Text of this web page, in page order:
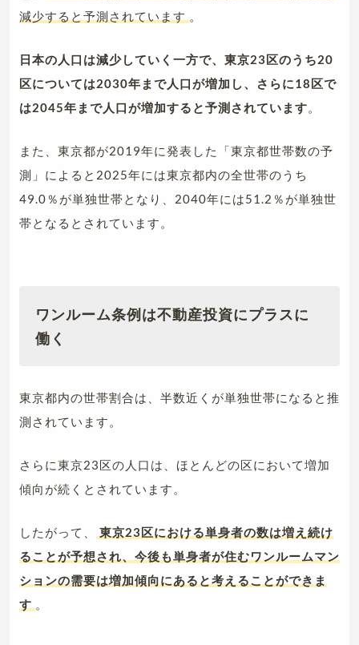
減少すると予測されています 。
日本の人口は減少していく一方で、東京23区のうち20
区については2030年まで人口が増加し、さらに18区で
は2045年まで人口が増加すると予測されています。
また、東京都が2019年に発表した「東京都世帯数の予
測」によると2025年には東京都内の全世帯のうち
49.0％が単独世帯となり、2040年には51.2％が単独世
帯となるとされています。
ワンルーム条例は不動産投資にプラスに
働く
東京都内の世帯割合は、半数近くが単独世帯になると推
測されています。
さらに東京23区の人口は、ほとんどの区において増加
傾向が続くとされています。
したがって、
東京23区における単身者の数は増え続け
ることが予想され、今後も単身者が住むワンルームマン
ションの需要は増加傾向にあると考えることができま
す 。